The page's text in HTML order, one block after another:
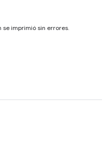
se imprimió sin errores.